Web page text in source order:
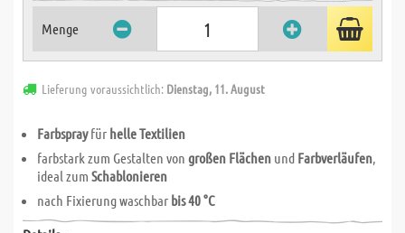
Menge
Lieferung voraussichtlich: Dienstag, 11. August
Farbsprayfür helle Textilien
farbstark zum Gestalten von großen Flächen und Farbverläufen,
ideal zum Schablonieren
nach Fixierung waschbar bis 40 °C